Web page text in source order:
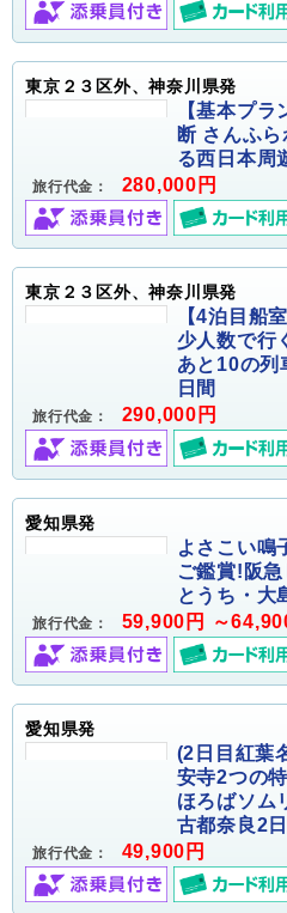
東京２３区外、神奈川県発
【基本プ
断 さんふ
る西日本周
旅行代金： 280,000円
東京２３区外、神奈川県発
【4泊目船
少人数で行
あと10の列
日間
旅行代金： 290,000円
愛知県発
よさこい鳴
ご鑑賞!阪
とうち・大
旅行代金： 59,900円 ～
愛知県発
(2日目紅葉
安寺2つの
ほろばソム
古都奈良2
旅行代金： 49,900円